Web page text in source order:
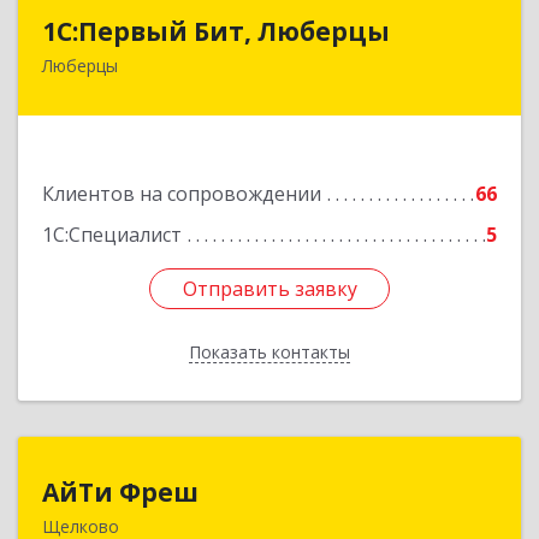
1С:Первый Бит, Люберцы
Люберцы
Клиентов на сопровождении
66
1С:Специалист
5
Отправить заявку
Показать контакты
1С:Первый Бит, Люберцы
140009, Московская обл, Люберецкий р-н,
Отправить заявку
Назад
АйТи Фреш
Щелково
141100, Московская обл, Щелково г, Городской